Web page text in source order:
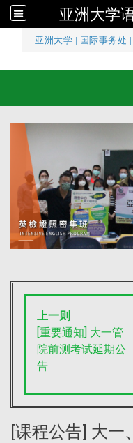
亚洲大学
亚洲大学 国际事务处
亚洲大学
上一则
[重要通知] 大一管
院前测考试延期公
告
[课程公告] 大一